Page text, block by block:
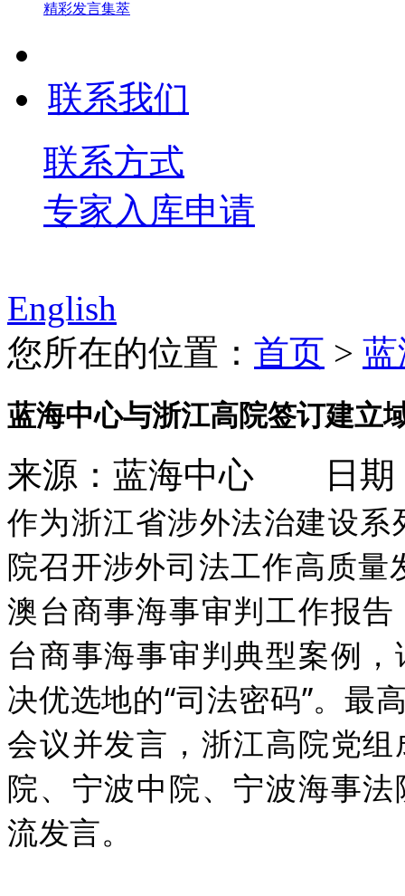
精彩发言集萃
联系我们
联系方式
专家入库申请
English
您所在的位置： 首页 >
蓝海中心与浙江高院签订建立
来源：蓝海中心 日期
作为浙江省涉外法治建设
院召开涉外司法工作高质
澳台商事海事审判工作报
台商事海事审判典型案例
决优选地的“司法密码”。最
会议并发言，浙江高院党
院、宁波中院、宁波海事
流发言。